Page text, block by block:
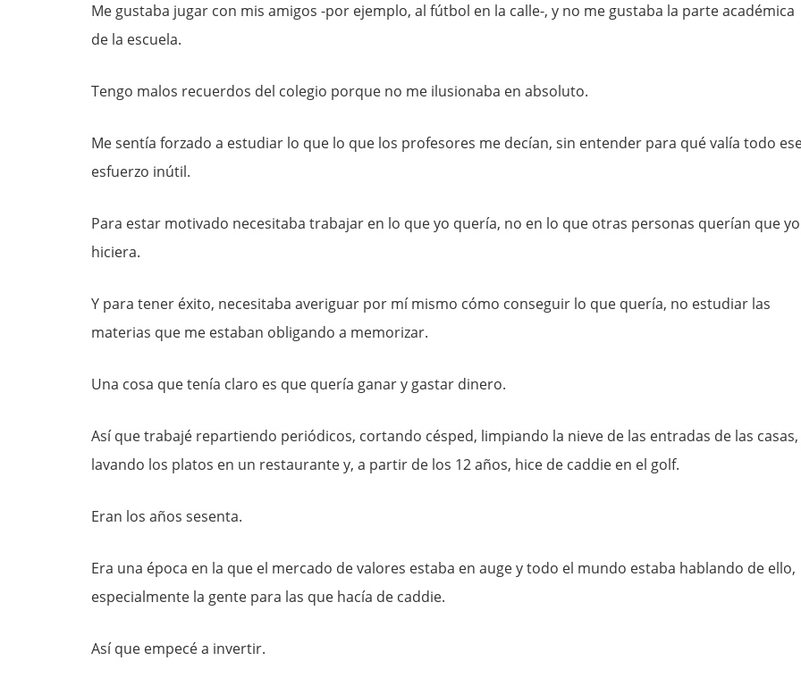
Me gustaba jugar con mis amigos -por ejemplo, al fútbol en la calle-, y no me gustaba la parte académica
de la escuela.
Tengo malos recuerdos del colegio porque no me ilusionaba en absoluto.
Me sentía forzado a estudiar lo que lo que los profesores me decían, sin entender para qué valía todo
esfuerzo inútil.
Para estar motivado necesitaba trabajar en lo que yo quería, no en lo que otras personas querían que yo
hiciera.
Y para tener éxito, necesitaba averiguar por mí mismo cómo conseguir lo que quería, no estudiar las
materias que me estaban obligando a memorizar.
Una cosa que tenía claro es que quería ganar y gastar dinero.
Así que trabajé repartiendo periódicos, cortando césped, limpiando la nieve de las entradas de las casas,
lavando los platos en un restaurante y, a partir de los 12 años, hice de caddie en el golf.
Eran los años sesenta.
Era una época en la que el mercado de valores estaba en auge y todo el mundo estaba hablando de ello,
especialmente la gente para las que hacía de caddie.
Así que empecé a invertir.